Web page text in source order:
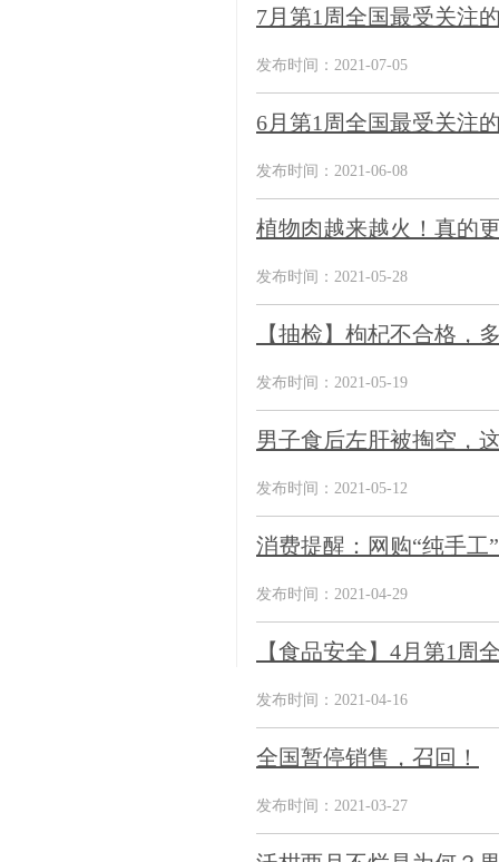
7月第1周全国最受关注
发布时间：2021-07-05
6月第1周全国最受关注
发布时间：2021-06-08
植物肉越来越火！真的
发布时间：2021-05-28
【抽检】枸杞不合格，
发布时间：2021-05-19
男子食后左肝被掏空，
发布时间：2021-05-12
消费提醒：网购“纯手工
发布时间：2021-04-29
【食品安全】4月第1周
发布时间：2021-04-16
全国暂停销售，召回！
发布时间：2021-03-27